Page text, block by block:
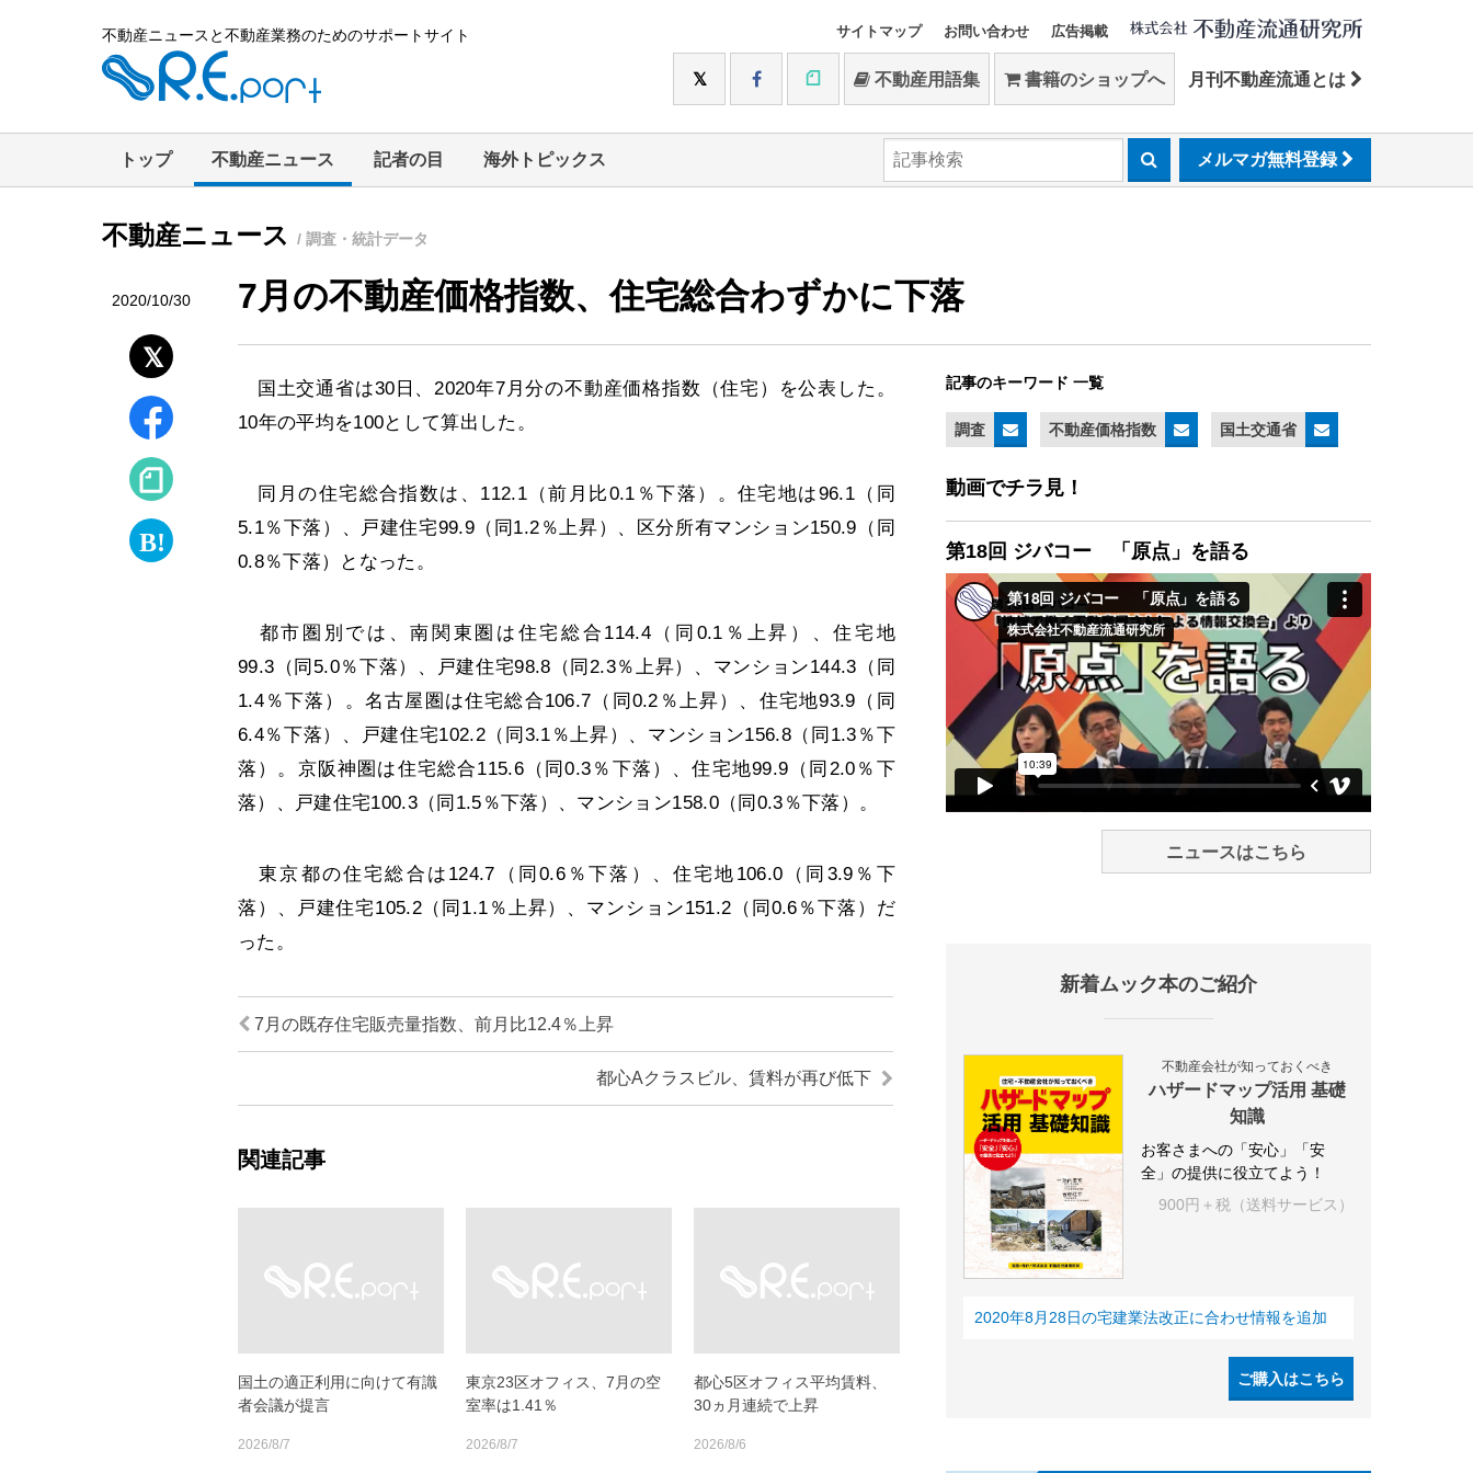
不動産ニュースと不動産業務のためのサポートサイト サイトマップ お問い合わせ 広告掲載
不動産用語集 書籍のショップへ 月刊不動産流通とは
トップ 不動産ニュース 記者の目 海外トピックス メルマガ無料登録
不動産ニュース / 調査・統計データ
2020/10/30 7月の不動産価格指数、住宅総合わずかに下落
国土交通省は30日、2020年7月分の不動産価格指数（住宅）を公表した。
10年の平均を100として算出した。
同月の住宅総合指数は、112.1（前月比0.1％下落）。住宅地は96.1（同
5.1％下落）、戸建住宅99.9（同1.2％上昇）、区分所有マンション150.9（同
0.8％下落）となった。
都市圏別では、南関東圏は住宅総合114.4（同0.1％上昇）、住宅地
99.3（同5.0％下落）、戸建住宅98.8（同2.3％上昇）、マンション144.3（同
1.4％下落）。名古屋圏は住宅総合106.7（同0.2％上昇）、住宅地93.9（同
6.4％下落）、戸建住宅102.2（同3.1％上昇）、マンション156.8（同1.3％下
落）。京阪神圏は住宅総合115.6（同0.3％下落）、住宅地99.9（同2.0％下
落）、戸建住宅100.3（同1.5％下落）、マンション158.0（同0.3％下落）。
東京都の住宅総合は124.7（同0.6％下落）、住宅地106.0（同3.9％下
落）、戸建住宅105.2（同1.1％上昇）、マンション151.2（同0.6％下落）だ
った。
7月の既存住宅販売量指数、前月比12.4％上昇
都心Aクラスビル、賃料が再び低下
関連記事
国土の適正利用に向けて有識
者会議が提言
2026/8/7
東京23区オフィス、7月の空
室率は1.41％
2026/8/7
都心5区オフィス平均賃料、
30ヵ月連続で上昇
2026/8/6
記事のキーワード 一覧
調査 不動産価格指数 国土交通省
動画でチラ見！
第18回 ジバコー 「原点」を語る
ニュースはこちら
新着ムック本のご紹介
不動産会社が知っておくべき
ハザードマップ活用 基礎
知識
お客さまへの「安心」「安
全」の提供に役立てよう！
900円＋税（送料サービス）
2020年8月28日の宅建業法改正に合わせ情報を追加
ご購入はこちら